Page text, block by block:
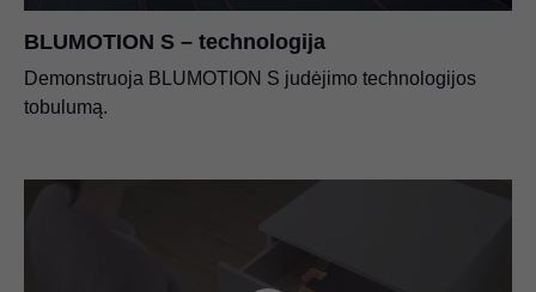
BLUMOTION S – technologija
Demonstruoja BLUMOTION S judėjimo technologijos
tobulumą.